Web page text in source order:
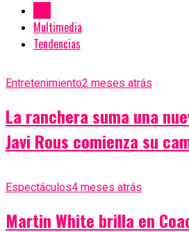
Multimedia
Tendencias
Entretenimiento2 meses atrás
La ranchera suma una
Javi Rous comienza su
Espectáculos4 meses atrás
Martin White brilla en